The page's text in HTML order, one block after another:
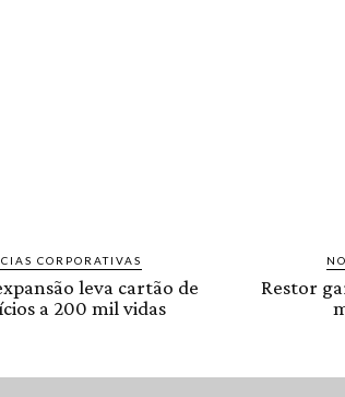
CORPORATIVAS
leva cartão de
a 200 mil vidas
Restor